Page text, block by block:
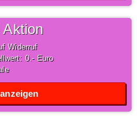
Widerruf
0,- Euro